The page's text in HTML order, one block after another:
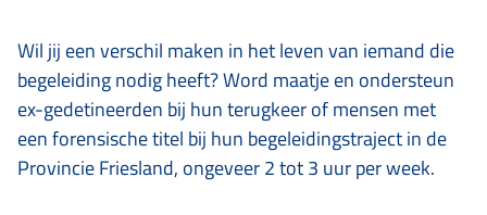
Wil jij een verschil maken in het leven van iemand die
begeleiding nodig heeft? Word maatje en ondersteun
ex-gedetineerden bij hun terugkeer of mensen met
een forensische titel bij hun begeleidingstraject in de
Provincie Friesland, ongeveer 2 tot 3 uur per week.